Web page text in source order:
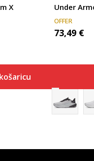
X
OFFER
73,49 €